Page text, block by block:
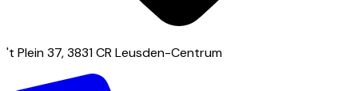
't Plein 37, 3831 CR Leusden-Centrum